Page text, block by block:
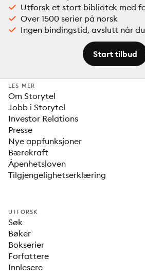
Utforsk et stort bibliotek med
Over 1500 serier på norsk
Ingen bindingstid, avslutt når
Start tilbud
LES MER
Om Storytel
Jobb i Storytel
Investor Relations
Presse
Nye appfunksjoner
Bærekraft
Åpenhetsloven
Tilgjengelighetserklæring
UTFORSK
Søk
Bøker
Bokserier
Forfattere
Innlesere